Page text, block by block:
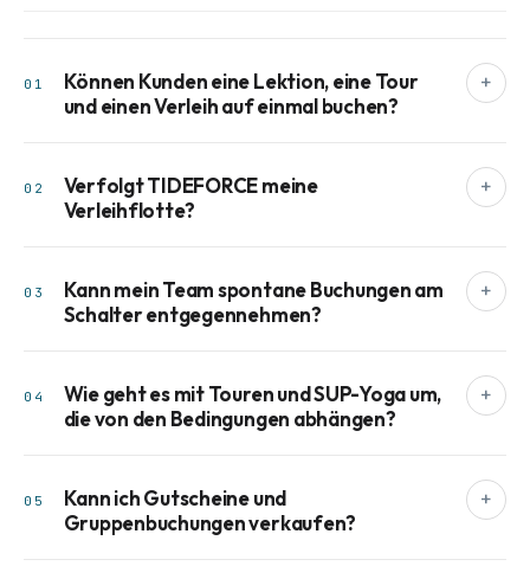
01
Können Kunden eine Lektion, eine Tour
und einen Verleih auf einmal buchen?
+
02
Verfolgt TIDEFORCE meine
Verleihflotte?
+
03
Kann mein Team spontane Buchungen am
Schalter entgegennehmen?
+
04
Wie geht es mit Touren und SUP-Yoga um,
die von den Bedingungen abhängen?
+
05
Kann ich Gutscheine und
Gruppenbuchungen verkaufen?
+